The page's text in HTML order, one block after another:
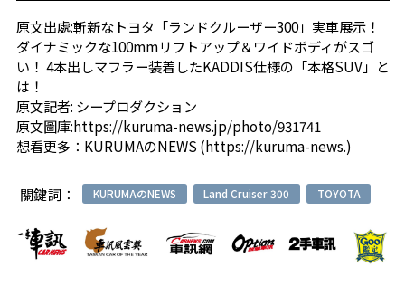
原文出處:斬新なトヨタ「ランドクルーザー300」実車展示！
ダイナミックな100mmリフトアップ＆ワイドボディがスゴ
い！ 4本出しマフラー装着したKADDIS仕様の「本格SUV」と
は！
原文記者: シープロダクション
原文圖庫:https://kuruma-news.jp/photo/931741
想看更多： KURUMAのNEWS (https://kuruma-news.)
關鍵詞： KURUMAのNEWS Land Cruiser 300 TOYOTA